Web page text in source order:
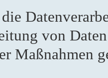
von
Maßnahmen